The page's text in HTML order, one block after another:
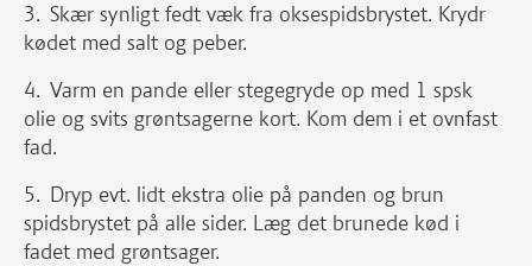
Skær synligt fedt væk fra oksespidsbrystet. Krydr
kødet med salt og peber.
Varm en pande eller stegegryde op med 1 spsk
olie og svits grøntsagerne kort. Kom dem i et ovnfast
fad.
Dryp evt. lidt ekstra olie på panden og brun
spidsbrystet på alle sider. Læg det brunede kød i
fadet med grøntsager.